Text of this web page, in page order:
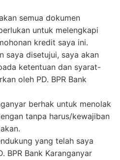
semua dokumen
untuk melengkapi
kredit saya ini.
saya disetujui, saya akan
ketentuan dan syarat-
oleh PD. BPR Bank
berhak untuk menolak
tanpa harus/kewajiban
yang telah saya
BPR Bank Karanganyar